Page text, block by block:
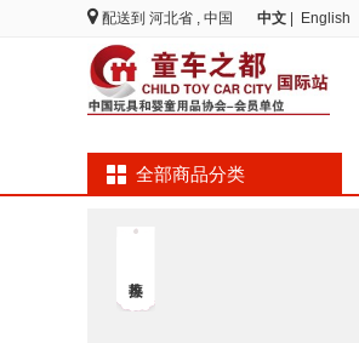
配送到 河北省 , 中国 中文 English
全部商品分类